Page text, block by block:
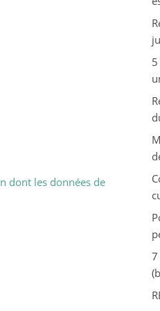
dont les données de
7